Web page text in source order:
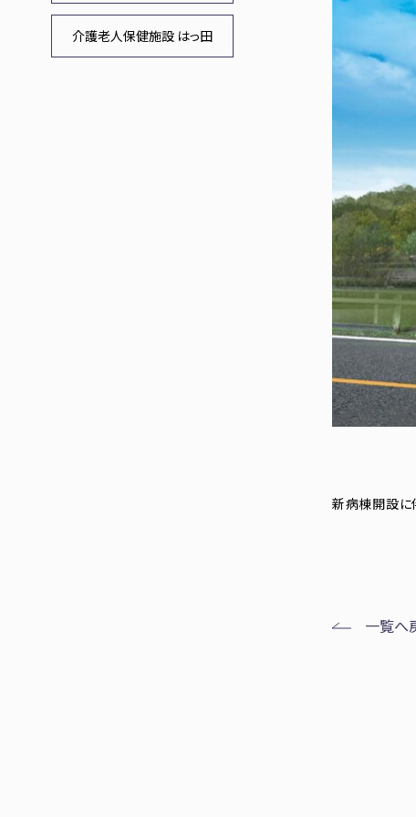
介護老人保健施設 はっ田
新病棟開設に
一覧へ